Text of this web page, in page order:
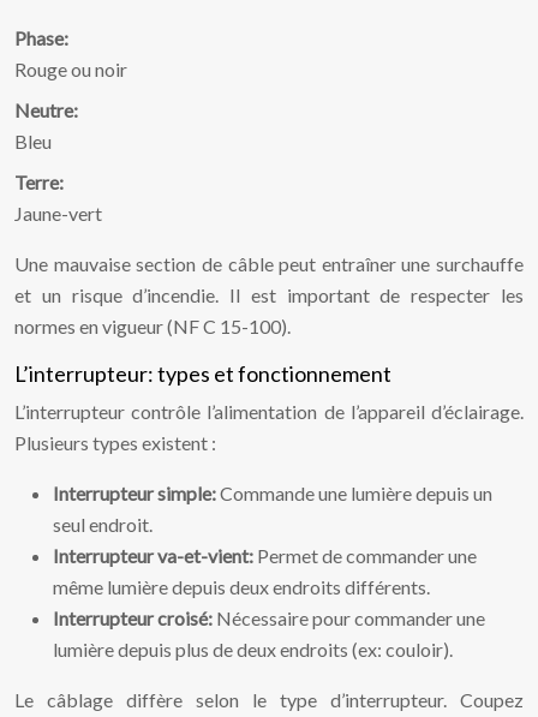
Phase:
Rouge ou noir
Neutre:
Bleu
Terre:
Jaune-vert
Une mauvaise section de câble peut entraîner une surchauffe
et un risque d’incendie. Il est important de respecter les
normes en vigueur (NF C 15-100).
L’interrupteur: types et fonctionnement
L’interrupteur contrôle l’alimentation de l’appareil d’éclairage.
Plusieurs types existent :
Interrupteur simple:Commande une lumière depuis un
seul endroit.
Interrupteur va-et-vient: Permet de commander une
même lumière depuis deux endroits différents.
Interrupteur croisé: Nécessaire pour commander une
lumière depuis plus de deux endroits (ex: couloir).
Le câblage diffère selon le type d’interrupteur. Coupez